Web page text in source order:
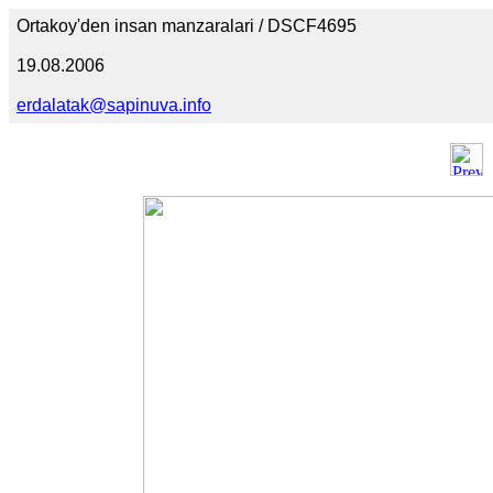
Ortakoy'den insan manzaralari / DSCF4695
19.08.2006
erdalatak@sapinuva.info